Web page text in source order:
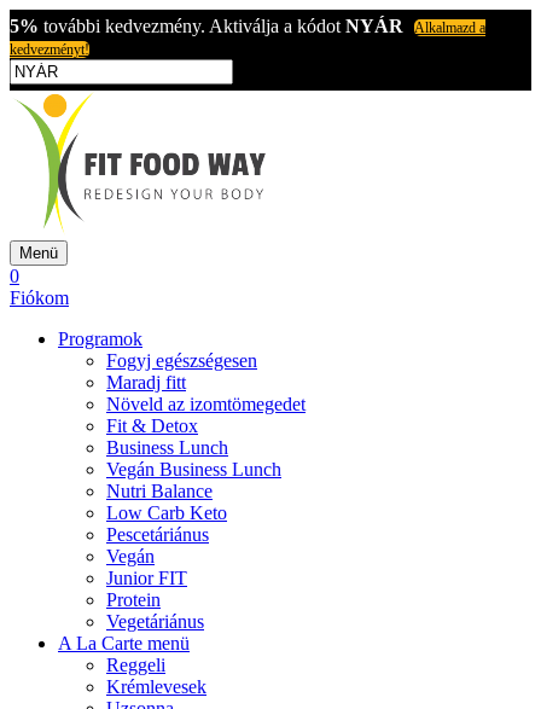
5% további kedvezmény. Aktiválja a kódot NYÁR
Alkalmazd a
kedvezményt!
Menü
0
Fiókom
Programok
Fogyj egészségesen
Maradj fitt
Növeld az izomtömegedet
Fit & Detox
Business Lunch
Vegán Business Lunch
Nutri Balance
Low Carb Keto
Pescetáriánus
Vegán
Junior FIT
Protein
Vegetáriánus
A La Carte menü
Reggeli
Krémlevesek